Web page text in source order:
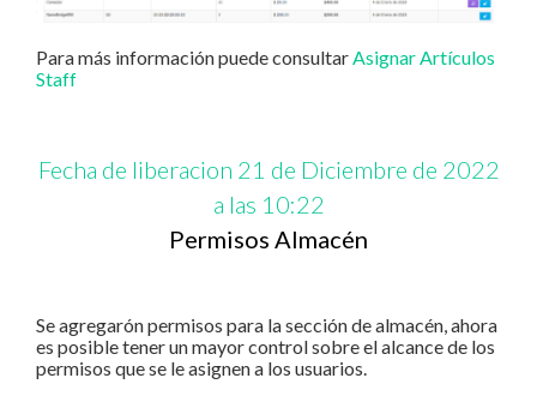
Para más información puede consultarAsignar Artículos
Staff
Fecha de liberacion 21 de Diciembre de 2022
a las 10:22
Permisos Almacén
Se agregarón permisos para la sección de almacén, ahora
es posible tener un mayor control sobre el alcance de los
permisos que se le asignen a los usuarios.